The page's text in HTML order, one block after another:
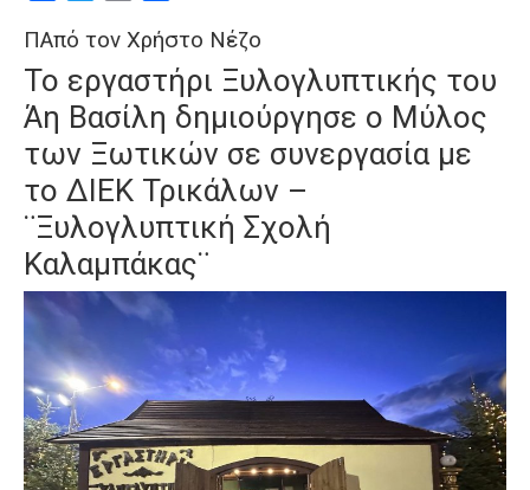
ΠΑπό τον Χρήστο Νέζο
Το εργαστήρι Ξυλογλυπτικής του
Άη Βασίλη δημιούργησε ο Μύλος
των Ξωτικών σε συνεργασία με
το ΔΙΕΚ Τρικάλων –
¨Ξυλογλυπτική Σχολή
Καλαμπάκας¨